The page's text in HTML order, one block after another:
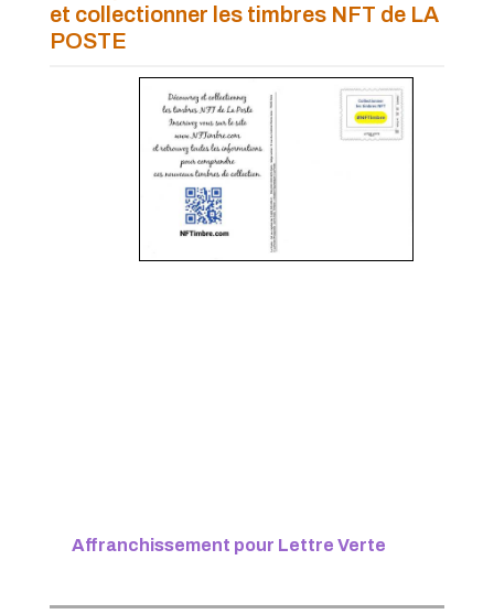
et collectionner les timbres NFT de LA
POSTE
Affranchissement pour Lettre Verte